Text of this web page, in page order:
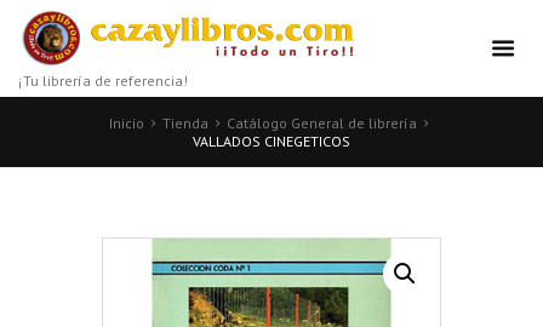
¡Tu librería de referencia!
Inicio Tienda
Catálogo General de librería
VALLADOS CINEGETICOS